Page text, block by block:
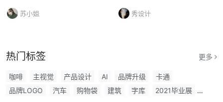
苏小姐 秀设计
热门标签 更多
咖啡 主视觉 产品设计 AI 品牌升级
卡通
品牌LOGO
汽车 购物袋 建筑 字库
2021毕业展